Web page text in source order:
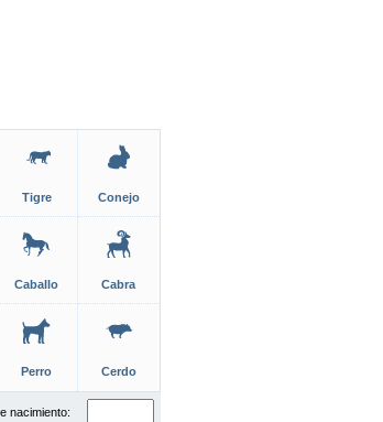
Tigre Conejo
Caballo Cabra
Perro Cerdo
nacimiento: